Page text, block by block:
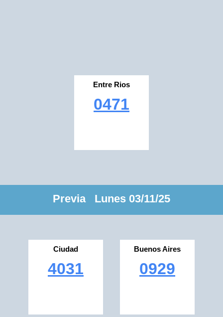
Entre Rios
0471
Previa Lunes 03/11/25
Ciudad
4031
Buenos Aires
0929